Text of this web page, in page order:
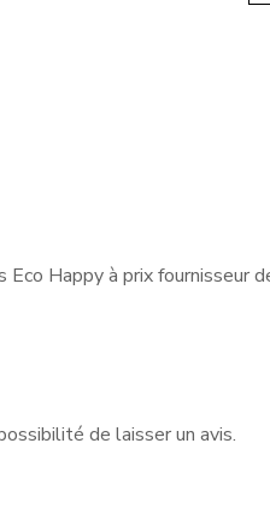
Happy à prix fournisseur
de laisser un avis.